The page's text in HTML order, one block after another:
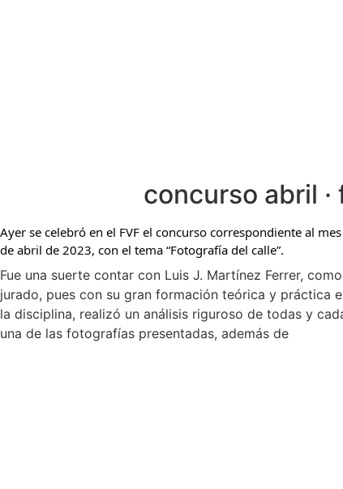
concurso abril
Ayer se celebró en el FVF el concurso correspondiente al mes
de abril de 2023, con el tema “Fotografía del calle”.
Fue una suerte contar con Luis J. Martínez Ferrer, como
jurado, pues con su gran formación teórica y práctica
la disciplina, realizó un análisis riguroso de todas y
una de las fotografías presentadas, además de